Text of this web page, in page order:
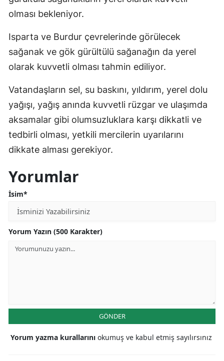
olması bekleniyor.
Isparta ve Burdur çevrelerinde görülecek
sağanak ve gök gürültülü sağanağın da yerel
olarak kuvvetli olması tahmin ediliyor.
Vatandaşların sel, su baskını, yıldırım, yerel dolu
yağışı, yağış anında kuvvetli rüzgar ve ulaşımda
aksamalar gibi olumsuzluklara karşı dikkatli ve
tedbirli olması, yetkili mercilerin uyarılarını
dikkate alması gerekiyor.
Yorumlar
İsim*
Yorum Yazın (500 Karakter)
GÖNDER
Yorum yazma kurallarını okumuş ve kabul etmiş sayılırsınız